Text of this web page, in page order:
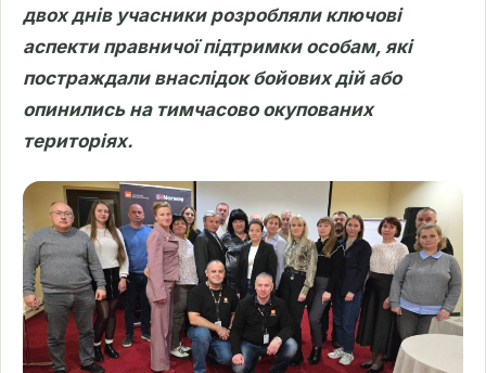
двох днів учасники розробляли ключові
аспекти правничої підтримки особам, які
постраждали внаслідок бойових дій або
опинились на тимчасово окупованих
територіях.